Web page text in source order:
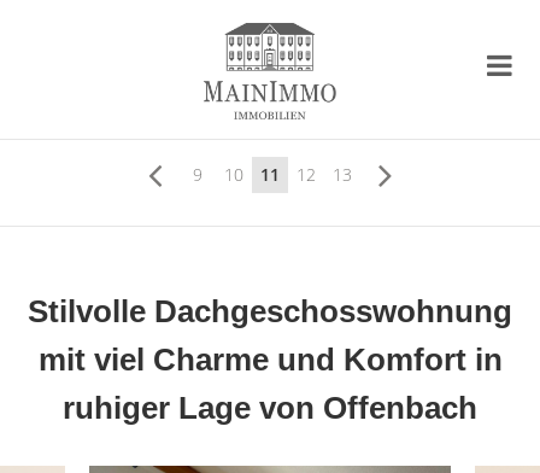
9 10 11 12 13
Stilvolle Dachgeschosswohnung
mit viel Charme und Komfort in
ruhiger Lage von Offenbach